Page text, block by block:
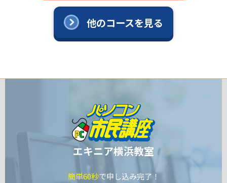
他のコースを見る
エキニア横浜教室
簡単60秒で申し込み完了！